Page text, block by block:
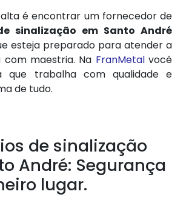
é encontrar um fornecedor de
sinalização em Santo André
esteja preparado para atender a
com maestria. Na FranMetalvocê
que trabalha com qualidade e
de tudo.
de sinalização
André: Segurança
lugar.